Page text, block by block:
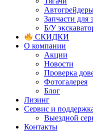
Запчасти для
Б/У
СКИДКИ
О компании
Акции
Новости
Проверка
Фотогалерея
Блог
Лизинг
Сервис и
Выездной
Контакты